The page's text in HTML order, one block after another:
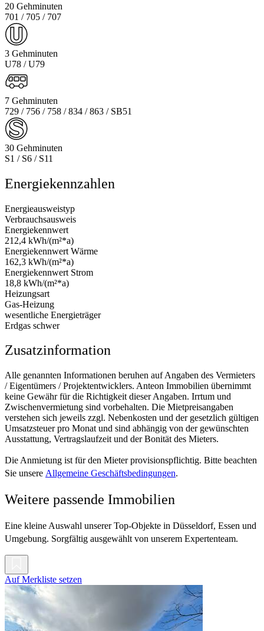
20 Gehminuten
701 / 705 / 707
3 Gehminuten
U78 / U79
7 Gehminuten
729 / 756 / 758 / 834 / 863 / SB51
30 Gehminuten
S1 / S6 / S11
Energiekennzahlen
Energieausweistyp
Verbrauchsausweis
Energiekennwert
212,4 kWh/(m²*a)
Energiekennwert Wärme
162,3 kWh/(m²*a)
Energiekennwert Strom
18,8 kWh/(m²*a)
Heizungsart
Gas-Heizung
wesentliche Energieträger
Erdgas schwer
Zusatzinformation
Alle genannten Informationen beruhen auf Angaben des Vermieters
/ Eigentümers / Projektentwicklers. Anteon Immobilien übernimmt
keine Gewähr für die Richtigkeit dieser Angaben. Irrtum und
Zwischenvermietung sind vorbehalten. Die Mietpreisangaben
verstehen sich jeweils zzgl. Nebenkosten und der gesetzlich gültigen
Umsatzsteuer pro Monat und sind abhängig von der gewünschten
Ausstattung, Vertragslaufzeit und der Bonität des Mieters.
Die Anmietung ist für den Mieter provisionspflichtig. Bitte beachten
Sie unsere Allgemeine Geschäftsbedingungen.
Weitere passende Immobilien
Eine kleine Auswahl unserer Top-Objekte in Düsseldorf, Essen und
Umgebung. Sorgfältig ausgewählt von unserem Expertenteam.
Auf Merkliste setzen